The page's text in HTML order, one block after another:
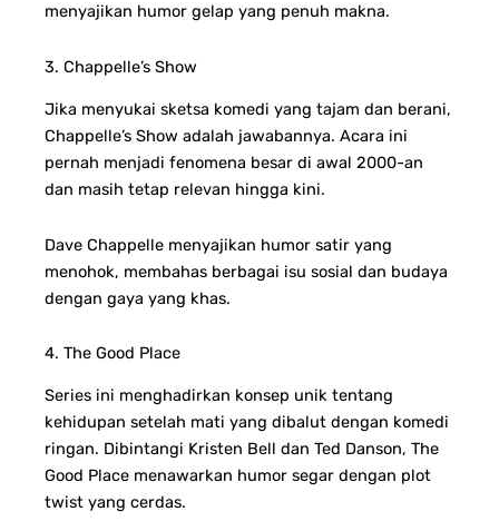
menyajikan humor gelap yang penuh makna.
3. Chappelle’s Show
Jika menyukai sketsa komedi yang tajam dan berani,
Chappelle’s Show adalah jawabannya. Acara ini
pernah menjadi fenomena besar di awal 2000-an
dan masih tetap relevan hingga kini.
Dave Chappelle menyajikan humor satir yang
menohok, membahas berbagai isu sosial dan budaya
dengan gaya yang khas.
4. The Good Place
Series ini menghadirkan konsep unik tentang
kehidupan setelah mati yang dibalut dengan komedi
ringan. Dibintangi Kristen Bell dan Ted Danson, The
Good Place menawarkan humor segar dengan plot
twist yang cerdas.